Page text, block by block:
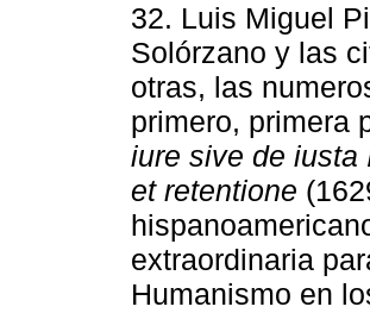
32. Luis Miguel
Solórzano y las
otras, las
primero, primera
iure sive de iusta
et retentione
extraordinaria
Humanismo en